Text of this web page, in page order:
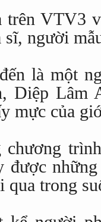
trên VTV3
sĩ, người
là một
Diệp Lâm
mực của
được
qua trong